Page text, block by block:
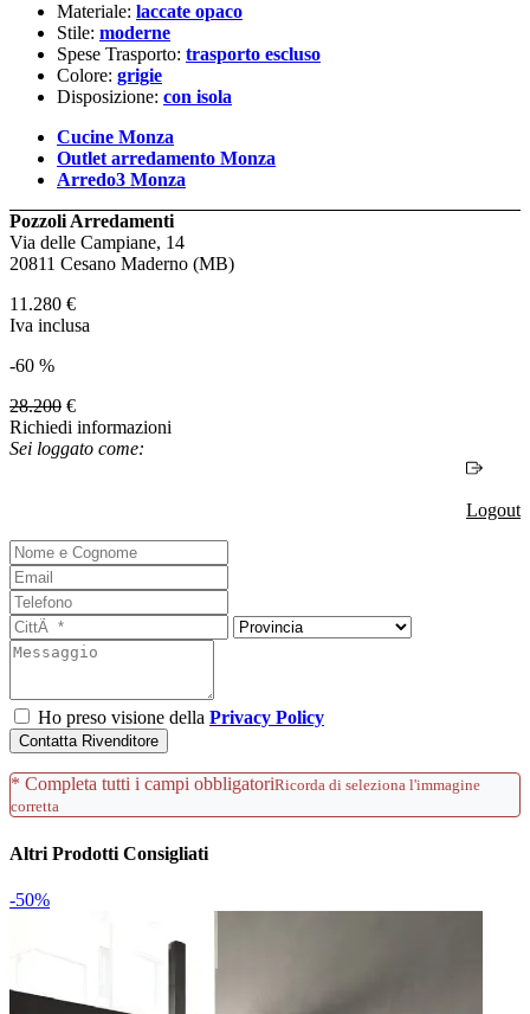
Materiale: laccate opaco
Stile: moderne
Spese Trasporto: trasporto escluso
Colore: grigie
Disposizione: con isola
Cucine Monza
Outlet arredamento Monza
Arredo3 Monza
Pozzoli Arredamenti
Via delle Campiane, 14
20811 Cesano Maderno (MB)
11.280 €
Iva inclusa
-60 %
28.200 €
Richiedi informazioni
Sei loggato come:
Logout
Ho preso visione della Privacy Policy
Contatta Rivenditore
* Completa tutti i campi obbligatoriRicorda di seleziona l'immagine
corretta
Altri Prodotti Consigliati
-50%